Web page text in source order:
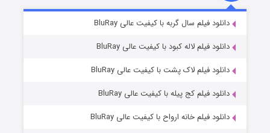
قسمت۷ (زیرنویس) منتشر شد دانلود فیلم سال گربه با کیفیت عالی BluRay
دانلود فیلم لاله کبود با کیفیت عالی BluRay
دانلود فیلم لاک پشت با کیفیت عالی BluRay
دانلود فیلم کج‌ پیله با کیفیت عالی BluRay
دانلود فیلم خانه ارواح با کیفیت عالی BluRay